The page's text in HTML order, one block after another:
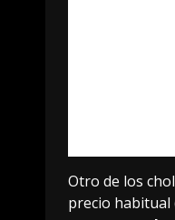
Otro de los
precio habitual